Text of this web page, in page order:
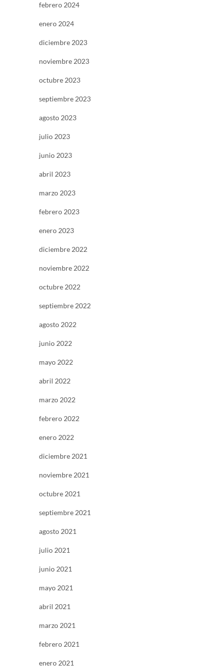
febrero 2024
enero 2024
diciembre 2023
noviembre 2023
octubre 2023
septiembre 2023
agosto 2023
julio 2023
junio 2023
abril 2023
marzo 2023
febrero 2023
enero 2023
diciembre 2022
noviembre 2022
octubre 2022
septiembre 2022
agosto 2022
junio 2022
mayo 2022
abril 2022
marzo 2022
febrero 2022
enero 2022
diciembre 2021
noviembre 2021
octubre 2021
septiembre 2021
agosto 2021
julio 2021
junio 2021
mayo 2021
abril 2021
marzo 2021
febrero 2021
enero 2021